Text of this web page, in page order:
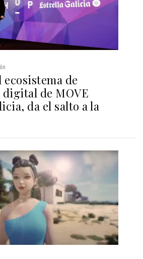
ecosistema de
de MOVE
da el salto a la